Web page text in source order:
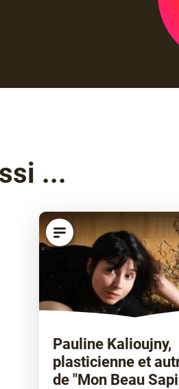
...
article
Pauline Kalioujny,
plasticienne et
de "Mon Beau